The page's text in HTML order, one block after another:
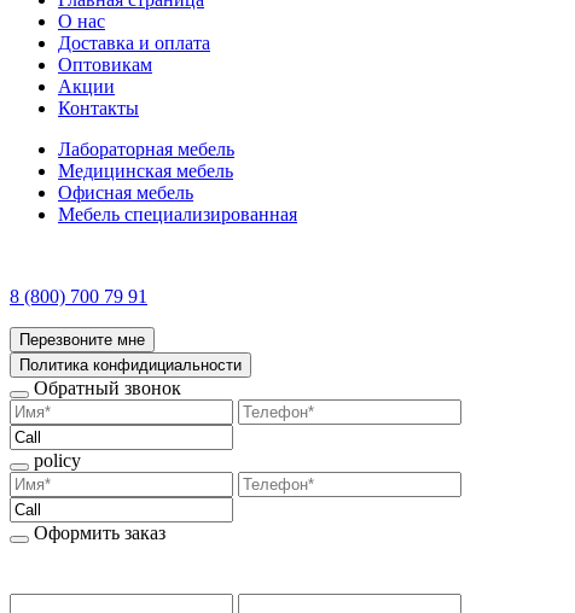
О нас
Доставка и оплата
Оптовикам
Акции
Контакты
Лабораторная мебель
Медицинская мебель
Офисная мебель
Мебель специализированная
8 (800) 700 79 91
Перезвоните мне
Политика конфидициальности
Обратный звонок
policy
Оформить заказ